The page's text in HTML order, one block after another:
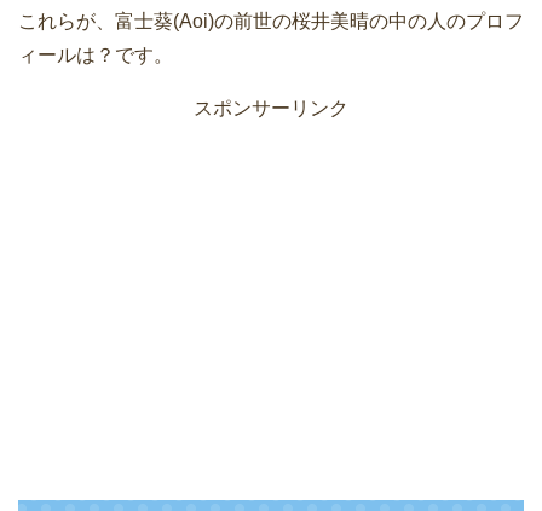
これらが、富士葵(Aoi)の前世の桜井美晴の中の人のプロフ
ィールは？です。
スポンサーリンク